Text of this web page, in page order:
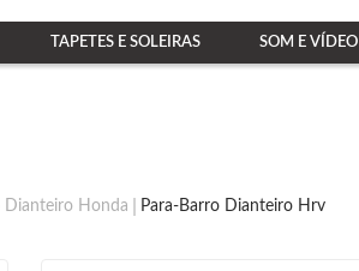
TAPETES E SOLEIRAS SOM E VÍDEO
Dianteiro Honda Para-Barro Dianteiro Hrv